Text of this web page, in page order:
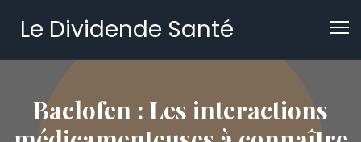
Le Dividende Santé
Baclofen : Les interactions